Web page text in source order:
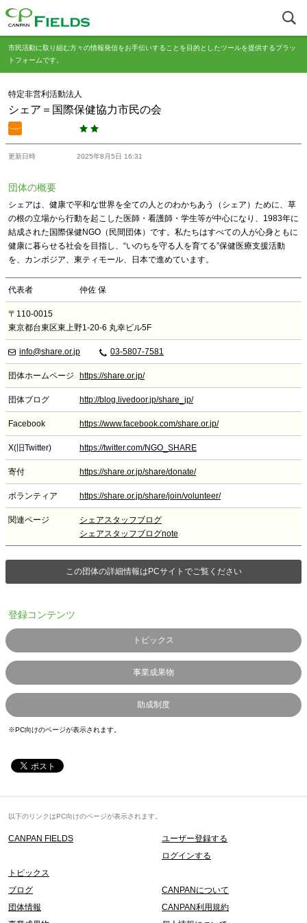
市民活動に取り組む方々の情報発信をお手伝いすることを目的としたツールを提供するプラッ
トフォームです。
特定非営利活動法人
シェア＝国際保健協力市民の会
更新日時 2025年8月5日 16:31
団体の概要
シェアは、健康で平和な世界を全ての人とのわかちあう（シェア）ために、草
の根の立場から行動を起こした医師・看護師・学生等が中心になり、1983年に
結成された国際保健NGO（民間団体）です。私たちはすべての人が心身ともに
健康に暮らせる社会を目指し、“いのちを守る人を育てる”保健医療支援活動
を、カンボジア、東ティモール、日本で進めています。
代表者 仲佐 保
〒110-0015
東京都台東区東上野1-20-6 丸幸ビル5F
info@share.or.jp 03-5807-7581
団体ホームページ https://share.or.jp/
団体ブログ http://blog.livedoor.jp/share_jp/
Facebook https://www.facebook.com/share.or.jp/
X(旧Twitter) https://twitter.com/NGO_SHARE
寄付 https://share.or.jp/share/donate/
ボランティア https://share.or.jp/share/join/volunteer/
関連ページ
シェアスタッフブログ
シェアスタッフブログnote
この団体の詳細情報はPCサイトでご覧ください
登録コンテンツ
トピックス
事業成果物
助成制度
※PC向けのページが表示されます。
以下のリンクはPC向けのページが表示されます。
CANPAN FIELDS
ユーザー登録する
ログインする
トピックス
ブログ
団体情報
CANPANについて
CANPAN利用規約